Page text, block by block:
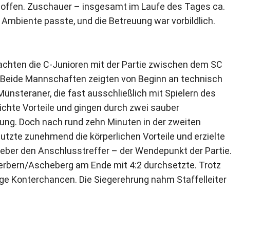
Zuschauer – insgesamt im Laufe des Tages ca.
passte, und die Betreuung war vorbildlich.
die C-Junioren mit der Partie zwischen dem SC
Mannschaften zeigten von Beginn an technisch
die fast ausschließlich mit Spielern des
Vorteile und gingen durch zwei sauber
Doch nach rund zehn Minuten in der zweiten
zunehmend die körperlichen Vorteile und erzielte
den Anschlusstreffer – der Wendepunkt der Partie.
Ascheberg am Ende mit 4:2 durchsetzte. Trotz
Konterchancen. Die Siegerehrung nahm Staffelleiter